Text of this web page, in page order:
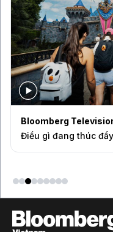
Bloomberg
Điều gì đang thúc